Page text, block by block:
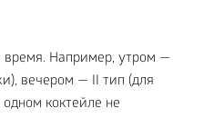
Например, утром —
вечером — II тип (для
коктейле не